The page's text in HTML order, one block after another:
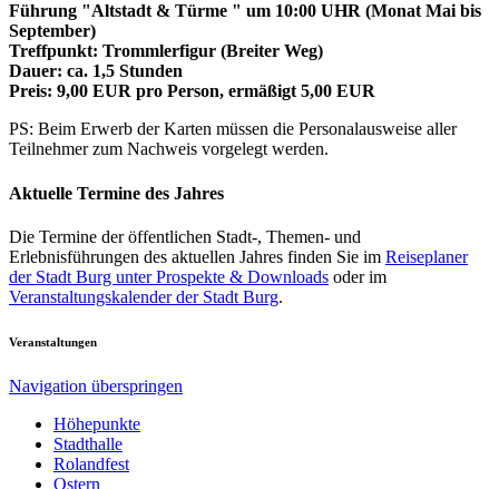
Führung "Altstadt & Türme " um 10:00 UHR (Monat Mai bis
September)
Treffpunkt: Trommlerfigur (Breiter Weg)
Dauer: ca. 1,5 Stunden
Preis: 9,00 EUR pro Person, ermäßigt 5,00 EUR
PS: Beim Erwerb der Karten müssen die Personalausweise aller
Teilnehmer zum Nachweis vorgelegt werden.
Aktuelle Termine des Jahres
Die Termine der öffentlichen Stadt-, Themen- und
Erlebnisführungen des aktuellen Jahres finden Sie im Reiseplaner
der Stadt Burg unter Prospekte & Downloads oder im
Veranstaltungskalender der Stadt Burg.
Veranstaltungen
Navigation überspringen
Höhepunkte
Stadthalle
Rolandfest
Ostern